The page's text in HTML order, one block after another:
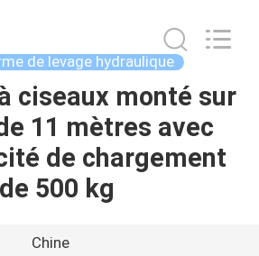
de levage hydraulique
ciseaux monté sur
11 mètres avec
de chargement
de 500 kg
Chine